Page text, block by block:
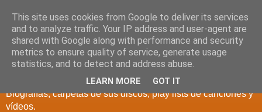
DISCOS PARA EL
RECUERDO
CANTANTES Y GRUPOS DE LOS AÑOS 1950 a 2022.
Biografías, carpetas de sus discos, play lists de canciones y
vídeos.
This site uses cookies from Google to deliver its services
and to analyze traffic. Your IP address and user-agent are
shared with Google along with performance and security
metrics to ensure quality of service, generate usage
statistics, and to detect and address abuse.
LEARN MORE GOT IT